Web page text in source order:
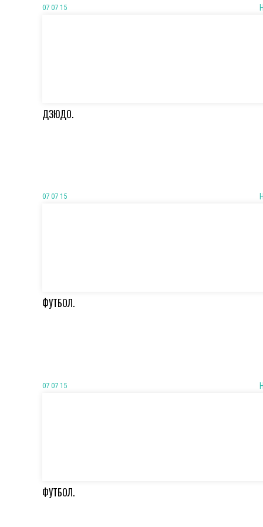
07 07 15
ДЗЮДО.
07 07 15
ФУТБОЛ.
07 07 15
ФУТБОЛ.